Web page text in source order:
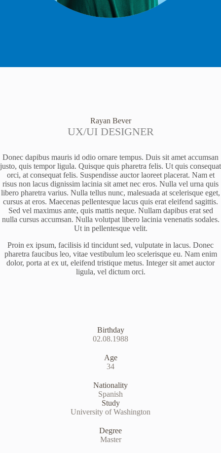
Rayan Bever
UX/UI DESIGNER
Donec dapibus mauris id odio ornare tempus. Duis sit amet accumsan
justo, quis tempor ligula. Quisque quis pharetra felis. Ut quis consequat
orci, at consequat felis. Suspendisse auctor laoreet placerat. Nam et
risus non lacus dignissim lacinia sit amet nec eros. Nulla vel urna quis
libero pharetra varius. Nulla tellus nunc, malesuada at scelerisque eget,
cursus at eros. Maecenas pellentesque lacus quis erat eleifend sagittis.
Sed vel maximus ante, quis mattis neque. Nullam dapibus erat sed
nulla cursus accumsan. Nulla volutpat libero lacinia venenatis sodales.
Ut in pellentesque velit.
Proin ex ipsum, facilisis id tincidunt sed, vulputate in lacus. Donec
pharetra faucibus leo, vitae vestibulum leo scelerisque eu. Nam enim
dolor, porta at ex ut, eleifend tristique metus. Integer sit amet auctor
ligula, vel dictum orci.
Birthday
02.08.1988
Age
34
Nationality
Spanish
Study
University of Washington
Degree
Master